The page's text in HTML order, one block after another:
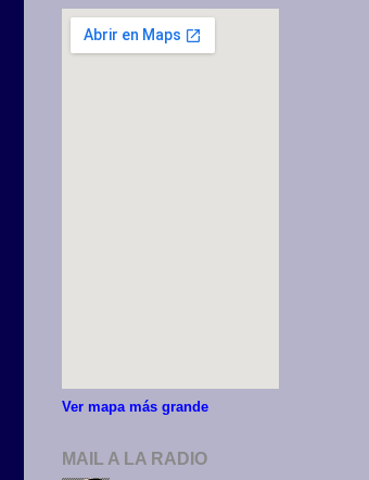
Ver mapa más grande
MAIL A LA RADIO